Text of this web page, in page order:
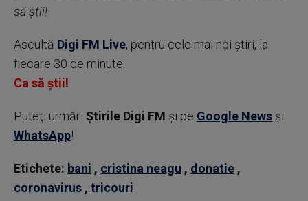
să știi!
Ascultă Digi FM Live, pentru cele mai noi știri, la
fiecare 30 de minute.
Ca să știi!
Puteţi urmări Știrile Digi FM şi pe Google News şi
WhatsApp!
Etichete: bani , cristina neagu , donatie ,
coronavirus , tricouri